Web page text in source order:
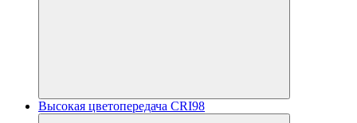
Высокая цветопередача CRI98